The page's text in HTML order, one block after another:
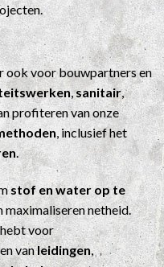
ook voor bouwpartners en
,sanitair,
profiteren van onze
, inclusief het
.
stof en water op te
maximaliseren netheid.
voor
vanleidingen,